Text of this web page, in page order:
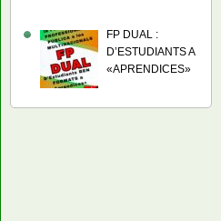
FP DUAL :
D’ESTUDIANTS A
«APRENDICES»